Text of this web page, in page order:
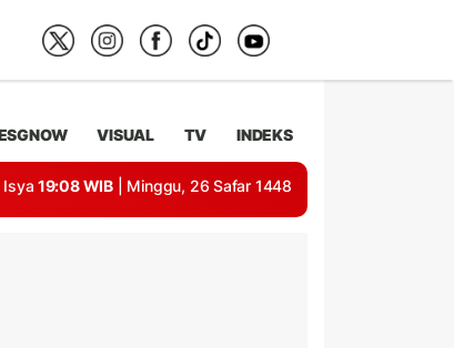
VISUAL TV INDEKS
Isya 19:08 WIB | Minggu, 26 Safar 1448